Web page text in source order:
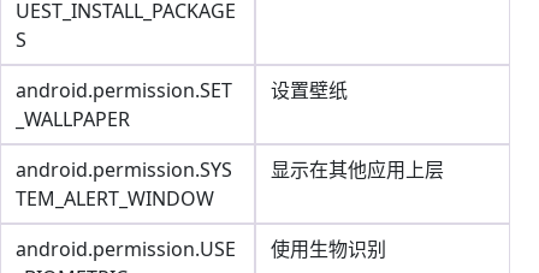
UEST_INSTALL_PACKAGE
S
android.permission.SET
_WALLPAPER
设置壁纸
android.permission.SYS
TEM_ALERT_WINDOW
显示在其他应用上层
android.permission.USE
使用生物识别